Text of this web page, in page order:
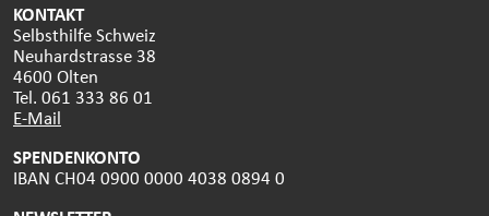
KONTAKT
Selbsthilfe Schweiz
Neuhardstrasse 38
4600 Olten
Tel. 061 333 86 01
E-Mail
SPENDENKONTO
IBAN CH04 0900 0000 4038 0894 0